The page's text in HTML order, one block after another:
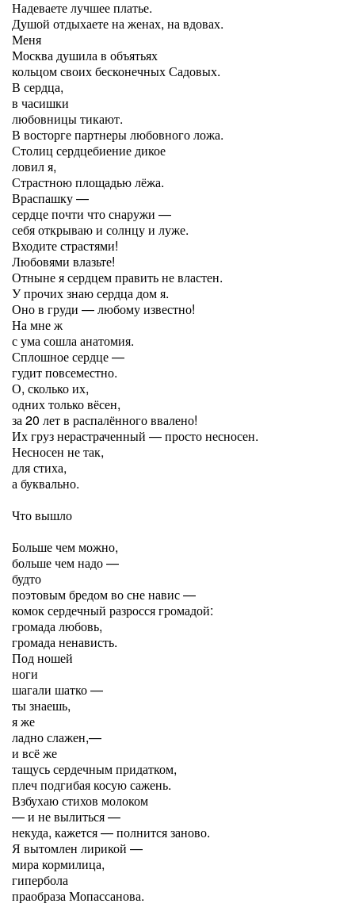
Надеваете лучшее платье.
Душой отдыхаете на женах, на вдовах.
Меня
Москва душила в объятьях
кольцом своих бесконечных Садовых.
В сердца,
в часишки
любовницы тикают.
В восторге партнеры любовного ложа.
Столиц сердцебиение дикое
ловил я,
Страстною площадью лёжа.
Враспашку —
сердце почти что снаружи —
себя открываю и солнцу и луже.
Входите страстями!
Любовями влазьте!
Отныне я сердцем править не властен.
У прочих знаю сердца дом я.
Оно в груди — любому известно!
На мне ж
с ума сошла анатомия.
Сплошное сердце —
гудит повсеместно.
О, сколько их,
одних только вёсен,
за 20 лет в распалённого ввалено!
Их груз нерастраченный — просто несносен.
Несносен не так,
для стиха,
а буквально.
Что вышло
Больше чем можно,
больше чем надо —
будто
поэтовым бредом во сне навис —
комок сердечный разросся громадой:
громада любовь,
громада ненависть.
Под ношей
ноги
шагали шатко —
ты знаешь,
я же
ладно слажен,—
и всё же
тащусь сердечным придатком,
плеч подгибая косую сажень.
Взбухаю стихов молоком
— и не вылиться —
некуда, кажется — полнится заново.
Я вытомлен лирикой —
мира кормилица,
гипербола
праобраза Мопассанова.